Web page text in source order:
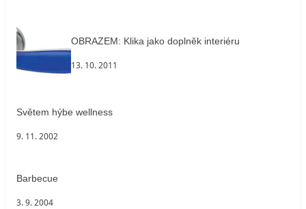
OBRAZEM: Klika jako doplněk interiéru
13. 10. 2011
Světem hýbe wellness
9. 11. 2002
Barbecue
3. 9. 2004